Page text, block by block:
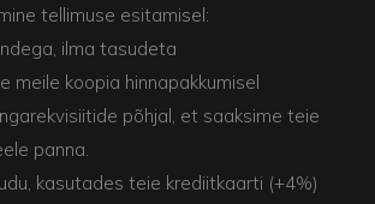
tellimuse esitamisel:
ilma tasudeta
meile koopia hinnapakkumisel
põhjal, et saaksime teie
panna.
kasutades teie krediitkaarti (+4%)